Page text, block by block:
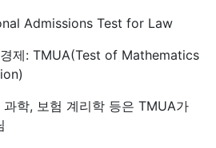
Admissions Test for Law
제: TMUA(Test of Mathematics
학, 보험 계리학 등은 TMUA가